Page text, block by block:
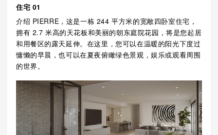
住宅 01
介绍 PIERRE，这是一栋 244 平方米的宽敞四卧室住宅，
拥有 2.7 米高的天花板和美丽的朝东庭院花园，将是您起居
和用餐区的露天延伸。在这里，您可以在温暖的阳光下度过
慵懒的早晨，也可以在夏夜俯瞰绿色景观，娱乐或观看周围
的世界。